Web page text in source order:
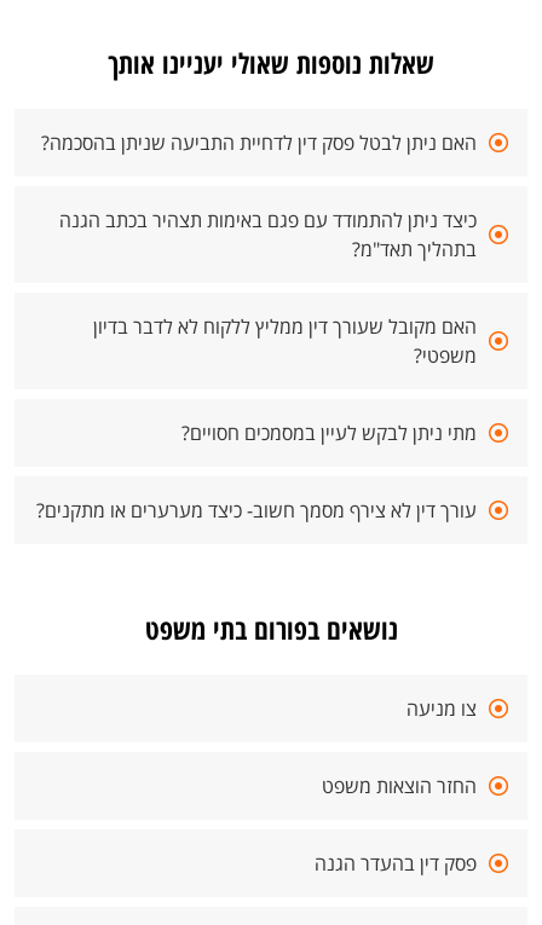
שאלות נוספות שאולי יעניינו אותך
האם ניתן לבטל פסק דין לדחיית התביעה שניתן בהסכמה?
כיצד ניתן להתמודד עם פגם באימות תצהיר בכתב הגנה
בתהליך תאד"מ?
האם מקובל שעורך דין ממליץ ללקוח לא לדבר בדיון
משפטי?
מתי ניתן לבקש לעיין במסמכים חסויים?
עורך דין לא צירף מסמך חשוב- כיצד מערערים או מתקנים?
נושאים בפורום בתי משפט
צו מניעה
החזר הוצאות משפט
פסק דין בהעדר הגנה